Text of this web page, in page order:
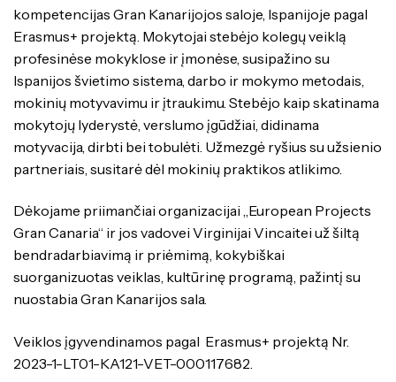
kompetencijas Gran Kanarijojos saloje, Ispanijoje pagal
Erasmus+ projektą. Mokytojai stebėjo kolegų veiklą
profesinėse mokyklose ir įmonėse, susipažino su
Ispanijos švietimo sistema, darbo ir mokymo metodais,
mokinių motyvavimu ir įtraukimu. Stebėjo kaip skatinama
mokytojų lyderystė, verslumo įgūdžiai, didinama
motyvacija, dirbti bei tobulėti. Užmezgė ryšius su užsienio
partneriais, susitarė dėl mokinių praktikos atlikimo.
Dėkojame priimančiai organizacijai „European Projects
Gran Canaria“ ir jos vadovei Virginijai Vincaitei už šiltą
bendradarbiavimą ir priėmimą, kokybiškai
suorganizuotas veiklas, kultūrinę programą, pažintį su
nuostabia Gran Kanarijos sala.
Veiklos įgyvendinamos pagal Erasmus+ projektą Nr.
2023-1-LT01-KA121-VET-000117682.